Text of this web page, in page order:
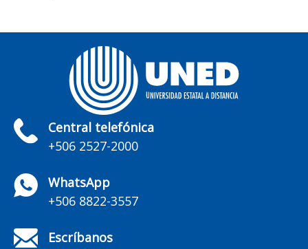
Central telefónica
+506 2527-2000
WhatsApp
+506 8822-3557
Escríbanos